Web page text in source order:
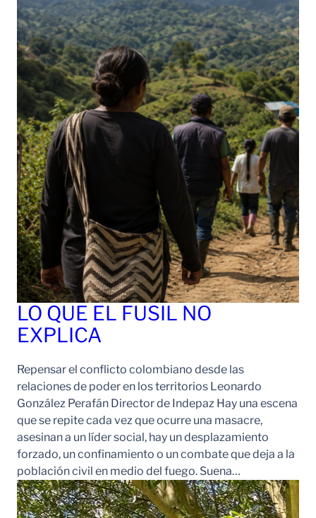
LO QUE EL FUSIL NO
EXPLICA
Repensar el conflicto colombiano desde las
relaciones de poder en los territorios Leonardo
González Perafán Director de Indepaz Hay una escena
que se repite cada vez que ocurre una masacre,
asesinan a un líder social, hay un desplazamiento
forzado, un confinamiento o un combate que deja a la
población civil en medio del fuego. Suena…